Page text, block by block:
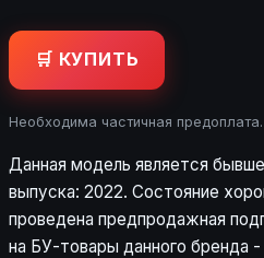
🛒 КУПИТЬ
Необходима частичная предоплата.
Данная модель является
выпуска: 2022. Состояние
проведена предпродажная
на БУ-товары данного бренда